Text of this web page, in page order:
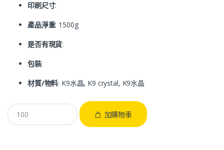
印刷尺寸:
產品淨重: 1500g
是否有現貨:
包裝:
材質/物料: K9水晶, K9 crystal, K9水晶
加購物車